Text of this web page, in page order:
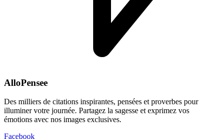
AlloPensee
Des milliers de citations inspirantes, pensées et proverbes pour
illuminer votre journée. Partagez la sagesse et exprimez vos
émotions avec nos images exclusives.
Facebook